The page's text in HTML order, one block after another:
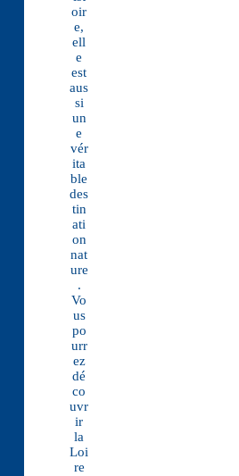
oir
e,
ell
e
est
aus
si
un
e
vér
ita
ble
des
tin
ati
on
nat
ure
.
Vo
us
po
urr
ez
dé
co
uvr
ir
la
Loi
re